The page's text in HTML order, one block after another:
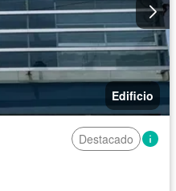
Edificio
Destacado